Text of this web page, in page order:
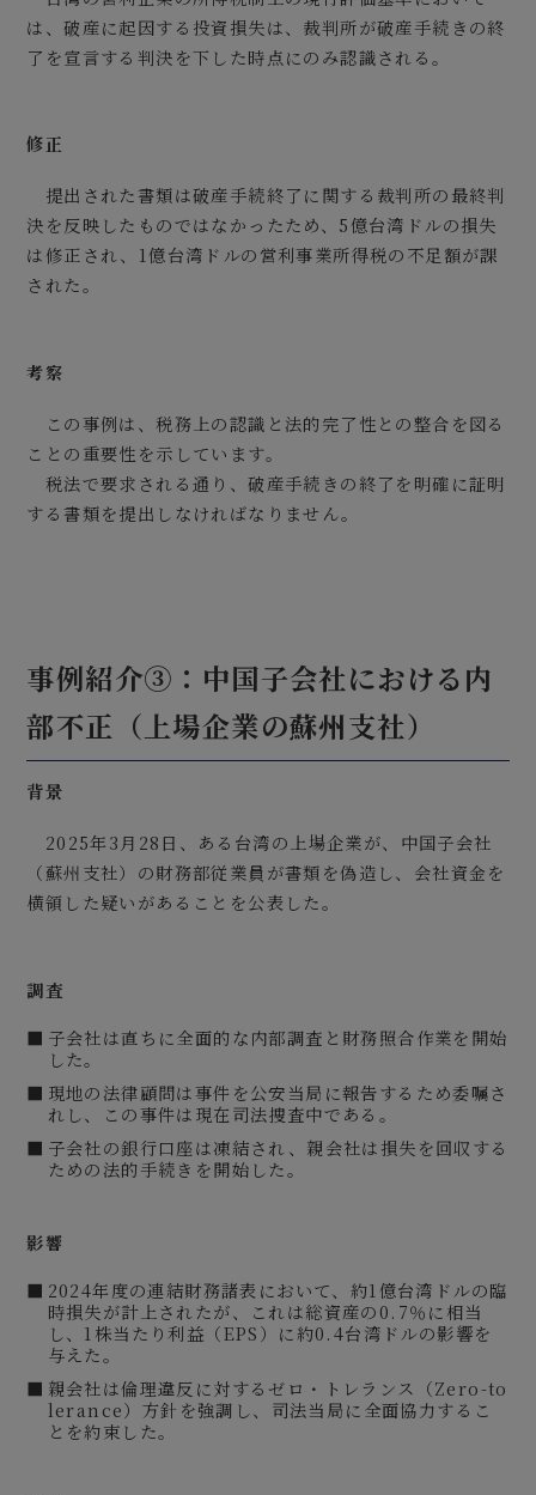
は、破産に起因する投資損失は、裁判所が破産手続きの終
了を宣言する判決を下した時点にのみ認識される。
修正
提出された書類は破産手続終了に関する裁判所の最終判
決を反映したものではなかったため、5億台湾ドルの損失
は修正され、1億台湾ドルの営利事業所得税の不足額が課
された。
考察
この事例は、税務上の認識と法的完了性との整合を図る
ことの重要性を示しています。
税法で要求される通り、破産手続きの終了を明確に証明
する書類を提出しなければなりません。
事例紹介③：中国子会社における内
部不正（上場企業の蘇州支社）
背景
2025年3月28日、ある台湾の上場企業が、中国子会社
（蘇州支社）の財務部従業員が書類を偽造し、会社資金を
横領した疑いがあることを公表した。
調査
子会社は直ちに全面的な内部調査と財務照合作業を開始
した。
現地の法律顧問は事件を公安当局に報告するため委嘱さ
れし、この事件は現在司法捜査中である。
子会社の銀行口座は凍結され、親会社は損失を回収する
ための法的手続きを開始した。
影響
2024年度の連結財務諸表において、約1億台湾ドルの臨
時損失が計上されたが、これは総資産の0.7％に相当
し、1株当たり利益（EPS）に約0.4台湾ドルの影響を
与えた。
親会社は倫理違反に対するゼロ・トレランス（Zero-to
lerance）方針を強調し、司法当局に全面協力するこ
とを約束した。